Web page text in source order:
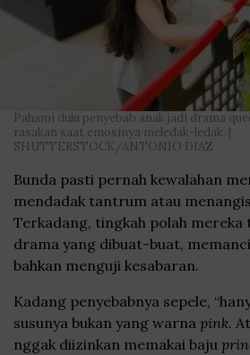
Pahami dulu penyebab anak jadi drama
rasakan saat emosinya meledak-ledak. |
SHUTTERSTOCK/ANTONIO DIAZ
Bunda pasti pernah kewalahan
mendadak tantrum atau
Terkadang, tingkah polah
drama yang dibuat-buat,
bahkan menguji kesabaran.
Kadang penyebabnya sepele,
susunya bukan yang warna pink.
nggak diizinkan memakai baju